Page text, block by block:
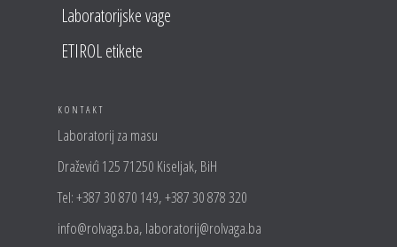
Laboratorijske vage
ETIROL etikete
KONTAKT
Laboratorij za masu
Draževići 125 71250 Kiseljak, BiH
Tel: +387 30 870 149, +387 30 878 320
info@rolvaga.ba, laboratorij@rolvaga.ba